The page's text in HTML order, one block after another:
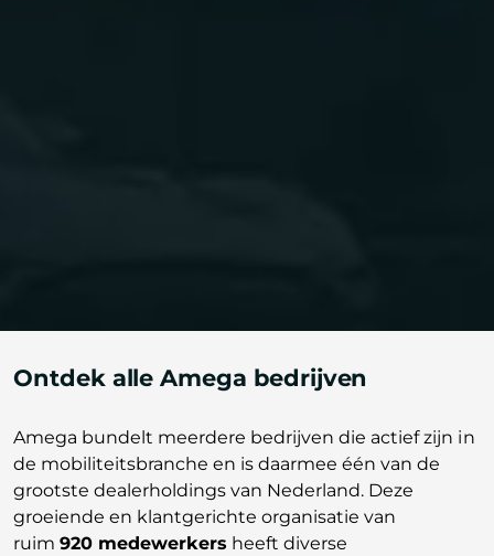
Ontdek alle Amega bedrijven
Amega bundelt meerdere bedrijven die actief zijn in
de mobiliteitsbranche en is daarmee één van de
grootste dealerholdings van Nederland. Deze
groeiende en klantgerichte organisatie van
ruim 920 medewerkers heeft diverse